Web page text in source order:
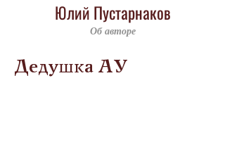
Юлий Пустарнаков
Об авторе
Дедушка АУ